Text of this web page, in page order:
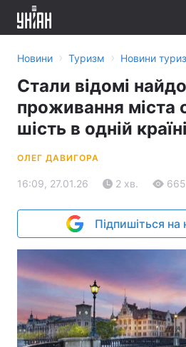
Новини › Туризм › Новини
Стали відомі
проживання міста
шість в одній країні
ОЛЕГ ДАВИГОРА
16:09, 27.01.26 2 хв.
Підпишіться на